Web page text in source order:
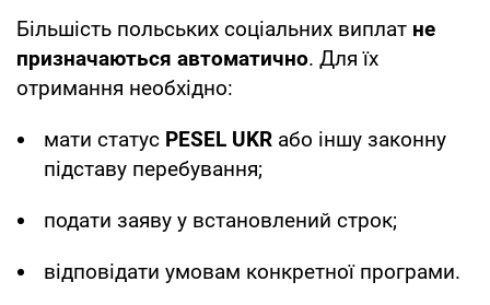
Більшість польських соціальних виплат не
призначаються автоматично. Для їх
отримання необхідно:
мати статус PESEL UKR або іншу законну
підставу перебування;
подати заяву у встановлений строк;
відповідати умовам конкретної програми.